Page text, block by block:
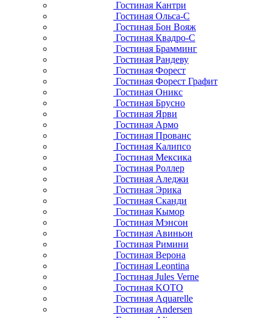
Гостиная Кантри
Гостиная Ольса-С
Гостиная Бон Вояж
Гостиная Квадро-С
Гостиная Брамминг
Гостиная Рандеву
Гостиная Форест
Гостиная Форест Графит
Гостиная Оникс
Гостиная Брусно
Гостиная Ярви
Гостиная Армо
Гостиная Прованс
Гостиная Калипсо
Гостиная Мексика
Гостиная Роллер
Гостиная Аледжи
Гостиная Эрика
Гостиная Сканди
Гостиная Кымор
Гостиная Мэнсон
Гостиная Авиньон
Гостиная Римини
Гостиная Верона
Гостиная Leontina
Гостиная Jules Verne
Гостиная KOTO
Гостиная Aquarelle
Гостиная Andersen